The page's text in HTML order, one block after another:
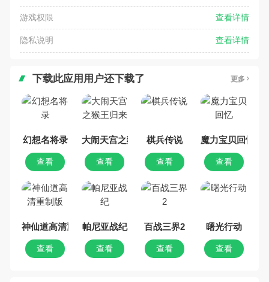
游戏权限 查看详情
隐私说明 查看详情
下载此应用用户还下载了 更多
幻想名将录
查看
大闹天宫之猴王归来
查看
棋兵传说
查看
魔力宝贝回忆
查看
神仙道高清重制版
查看
帕尼亚战纪
查看
百战三界2
查看
曙光行动
查看